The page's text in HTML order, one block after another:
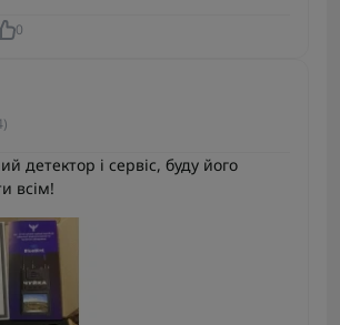
0
детектор і сервіс, буду його
всім!